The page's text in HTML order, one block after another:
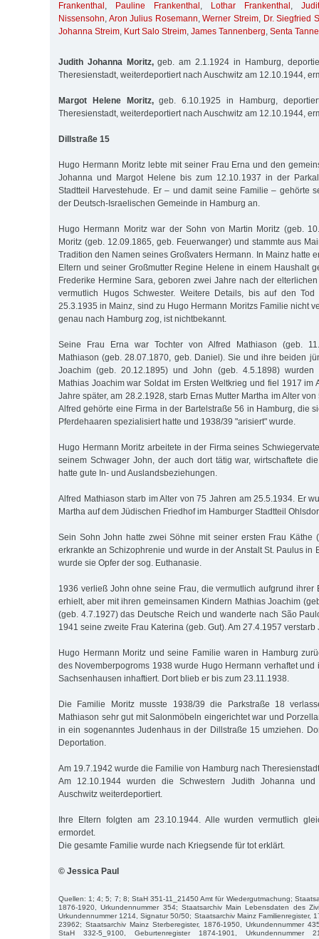
Frankenthal , Pauline Frankenthal , Lothar Frankenthal ,
Nissensohn, Aron Julius Rosemann,Werner Streim, Dr. Siegfried
Johanna Streim, Kurt Salo Streim, James Tannenberg, Senta
Judith Johanna Moritz,geb. am 2.1.1924 in Hamburg,
Theresienstadt, weiterdeportiert nach Auschwitz am 12.10.1944,
Margot Helene Moritz,geb. 6.10.1925 in Hamburg,
Theresienstadt, weiterdeportiert nach Auschwitz am 12.10.1944,
Dillstraße 15
Hugo Hermann Moritz lebte mit seiner Frau Erna und den
Johanna und Margot Helene bis zum 12.10.1937 in der
Stadtteil Harvestehude. Er – und damit seine Familie – gehörte
der Deutsch-Israelischen Gemeinde in Hamburg an.
Hugo Hermann Moritz war der Sohn von Martin Moritz (geb.
Moritz (geb. 12.09.1865, geb. Feuerwanger) und stammte aus
Tradition den Namen seines Großvaters Hermann. In Mainz hatte
Eltern und seiner Großmutter Regine Helene in einem Haushalt
Frederike Hermine Sara, geboren zwei Jahre nach der
vermutlich Hugos Schwester. Weitere Details, bis auf den
25.3.1935 in Mainz, sind zu Hugo Hermann Moritzs Familie nicht
genau nach Hamburg zog, ist nichtbekannt.
Seine Frau Erna war Tochter von Alfred Mathiason (geb.
Mathiason (geb. 28.07.1870, geb. Daniel). Sie und ihre beiden
Joachim (geb. 20.12.1895) und John (geb. 4.5.1898) wurden
Mathias Joachim war Soldat im Ersten Weltkrieg und fiel 1917 im
Jahre später, am 28.2.1928, starb Ernas Mutter Martha im Alter
Alfred gehörte eine Firma in der Bartelstraße 56 in Hamburg, die
Pferdehaaren spezialisiert hatte und 1938/39 "arisiert" wurde.
Hugo Hermann Moritz arbeitete in der Firma seines
seinem Schwager John, der auch dort tätig war, wirtschaftete
hatte gute In- und Auslandsbeziehungen.
Alfred Mathiason starb im Alter von 75 Jahren am 25.5.1934. Er
Martha auf dem Jüdischen Friedhof im Hamburger Stadtteil
Sein Sohn John hatte zwei Söhne mit seiner ersten Frau Käthe
erkrankte an Schizophrenie und wurde in der Anstalt St. Paulus in
wurde sie Opfer der sog. Euthanasie.
1936 verließ John ohne seine Frau, die vermutlich aufgrund ihrer
erhielt, aber mit ihren gemeinsamen Kindern Mathias Joachim
(geb. 4.7.1927) das Deutsche Reich und wanderte nach São
1941 seine zweite Frau Katerina (geb. Gut). Am 27.4.1957 verstarb
Hugo Hermann Moritz und seine Familie waren in Hamburg
des Novemberpogroms 1938 wurde Hugo Hermann verhaftet und
Sachsenhausen inhaftiert. Dort blieb er bis zum 23.11.1938.
Die Familie Moritz musste 1938/39 die Parkstraße 18
Mathiason sehr gut mit Salonmöbeln eingerichtet war und
in ein sogenanntes Judenhaus in der Dillstraße 15 umziehen.
Deportation.
Am 19.7.1942 wurde die Familie von Hamburg nach
Am 12.10.1944 wurden die Schwestern Judith Johanna
Auschwitz weiterdeportiert.
Ihre Eltern folgten am 23.10.1944. Alle wurden vermutlich
ermordet.
Die gesamte Familie wurde nach Kriegsende für tot erklärt.
© Jessica Paul
Quellen: 1; 4; 5; 7; 8; StaH 351-11_21450 Amt für Wiedergutmachung;
1876-1920, Urkundennummer 354; Staatsarchiv Main Lebensdaten des
Urkundennummer 1214, Signatur 50/50; Staatsarchiv Mainz Familienregister,
23962; Staatsarchiv Mainz Sterberegister, 1876-1950, Urkundennummer
StaH 332-5_9100, Geburtenregister 1874-1901, Urkundennummer